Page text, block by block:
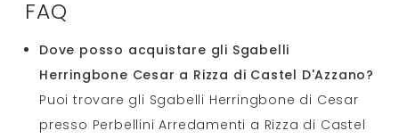
FAQ
Dove posso acquistare gli Sgabelli
Herringbone Cesar a Rizza di Castel D'Azzano?
Puoi trovare gli Sgabelli Herringbone di Cesar
presso Perbellini Arredamenti a Rizza di Castel